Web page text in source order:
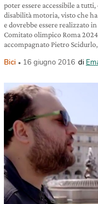
poter essere accessibile a
disabilità motoria, visto che
e dovrebbe essere realizzato
Comitato olimpico Roma
accompagnato Pietro
Bici 16 giugno 2016 di